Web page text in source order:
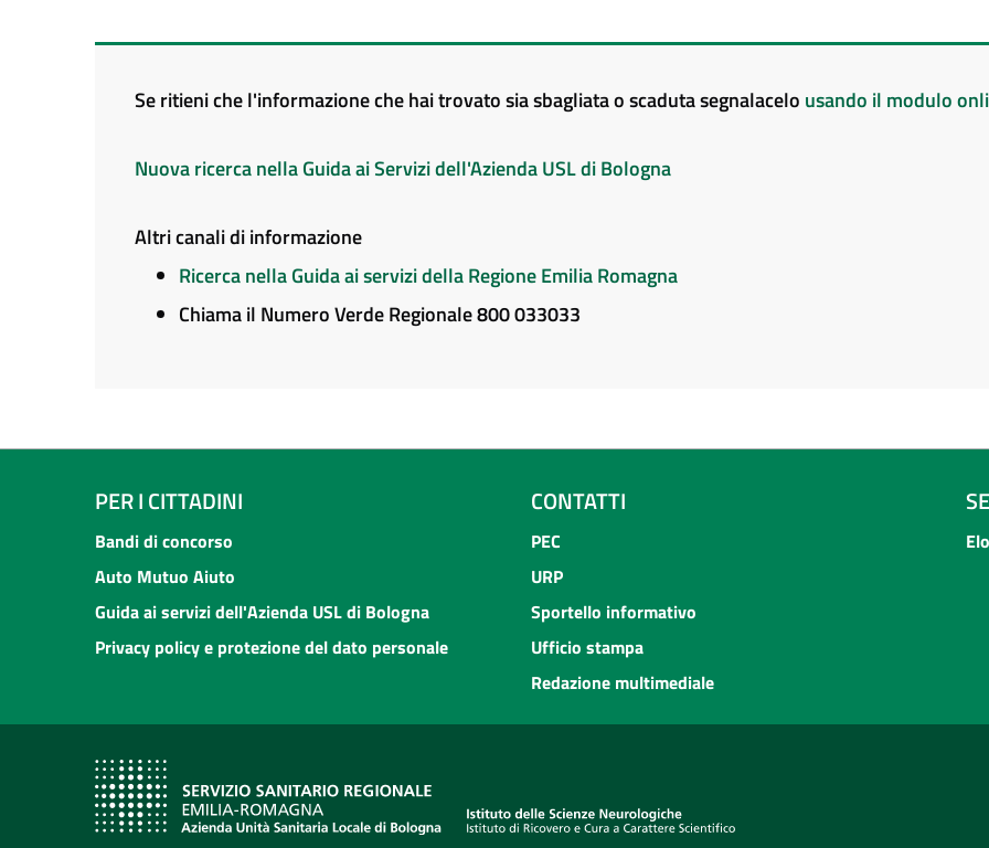
Se ritieni che l'informazione che hai trovato sia sbagliata o scaduta segnalacelo usando il modulo
Nuova ricerca nella Guida ai Servizi dell'Azienda USL di Bologna
Altri canali di informazione
Ricerca nella Guida ai servizi della Regione Emilia Romagna
Chiama il Numero Verde Regionale 800 033033
PER I CITTADINI
Bandi di concorso
Auto Mutuo Aiuto
Guida ai servizi dell'Azienda USL di Bologna
Privacy policy e protezione del dato personale
CONTATTI
PEC
URP
Sportello informativo
Ufficio stampa
Redazione multimediale